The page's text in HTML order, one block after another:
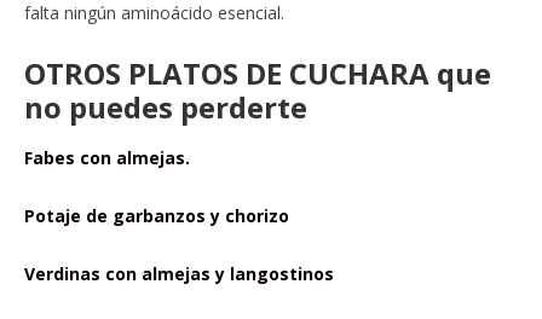
falta ningún aminoácido esencial.
OTROS PLATOS DE CUCHARA que
no puedes perderte
Fabes con almejas.
Potaje de garbanzos y chorizo
Verdinas con almejas y langostinos